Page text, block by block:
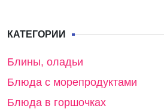
КАТЕГОРИИ
Блины, оладьи
Блюда с морепродуктами
Блюда в горшочках